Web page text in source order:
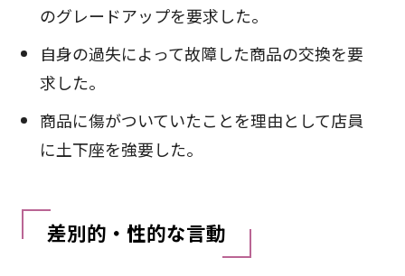
のグレードアップを要求した。
自身の過失によって故障した商品の交換を要
求した。
商品に傷がついていたことを理由として店員
に土下座を強要した。
差別的・性的な言動